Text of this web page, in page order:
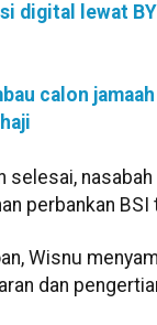
digital lewat
calon
selesai,
perbankan BSI
Wisnu
dan